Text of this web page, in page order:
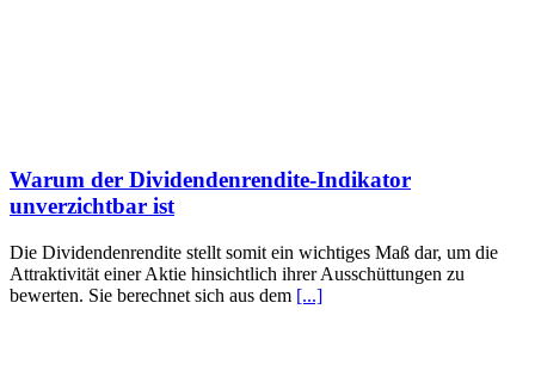
Warum der Dividendenrendite-Indikator
unverzichtbar ist
Die Dividendenrendite stellt somit ein wichtiges Maß dar, um die
Attraktivität einer Aktie hinsichtlich ihrer Ausschüttungen zu
bewerten. Sie berechnet sich aus dem [...]